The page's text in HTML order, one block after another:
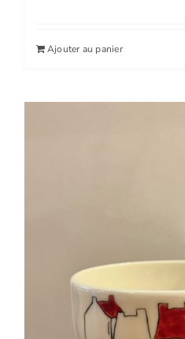
Ajouter au panier